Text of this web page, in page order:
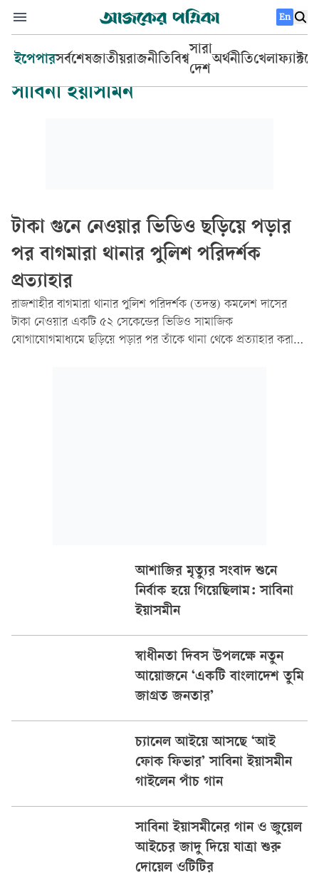
En
ইপেপারসর্বশেষজাতীয়রাজনীতিবিশ্ব
সারা
দেশ
অর্থনীতিখেলা
সাবিনা ইয়াসমিন
টাকা গুনে নেওয়ার ভিডিও ছড়িয়ে পড়ার
পর বাগমারা থানার পুলিশ পরিদর্শক
প্রত্যাহার
রাজশাহীর বাগমারা থানার পুলিশ পরিদর্শক (তদন্ত) কমলেশ দাসের
টাকা নেওয়ার একটি ৫২ সেকেন্ডের ভিডিও সামাজিক
যোগাযোগমাধ্যমে ছড়িয়ে পড়ার পর তাঁকে থানা থেকে প্রত্যাহার করা
আশাজির মৃত্যুর সংবাদ শুনে
নির্বাক হয়ে গিয়েছিলাম: সাবিনা
ইয়াসমীন
স্বাধীনতা দিবস উপলক্ষে নতুন
আয়োজনে ‘একটি বাংলাদেশ তুমি
জাগ্রত জনতার’
চ্যানেল আইয়ে আসছে ‘আই
ফোক ফিভার’ সাবিনা ইয়াসমীন
গাইলেন পাঁচ গান
সাবিনা ইয়াসমীনের গান ও জুয়েল
আইচের জাদু দিয়ে যাত্রা শুরু
দোয়েল ওটিটির